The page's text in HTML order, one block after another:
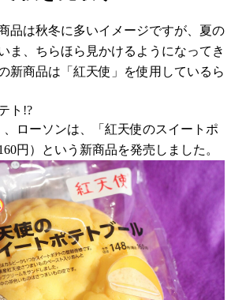
品は秋冬に多いイメージですが、夏の
ま、ちらほら見かけるようになってき
新商品は「紅天使」を使用しているら
ト!?
、ローソンは、「紅天使のスイートポ
円）という新商品を発売しました。